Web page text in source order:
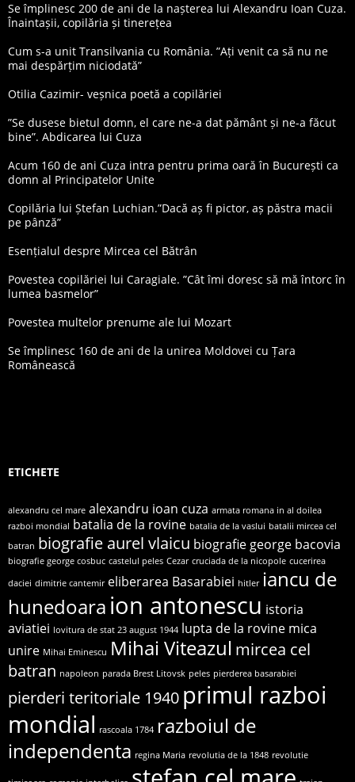
Se împlinesc 200 de ani de la nașterea lui Alexandru Ioan Cuza.
Înaintașii, copilăria și tinerețea
Cum s-a unit Transilvania cu România. ”Ați venit ca să nu ne
mai despărțim niciodată”
Otilia Cazimir- veșnica poetă a copilăriei
”Se dusese bietul domn, el care ne-a dat pământ și ne-a făcut
bine”. Abdicarea lui Cuza
Acum 160 de ani Cuza intra pentru prima oară în București ca
domn al Principatelor Unite
Copilăria lui Ștefan Luchian.”Dacă aș fi pictor, aș păstra macii
pe pânză”
Esențialul despre Mircea cel Bătrân
Povestea copilăriei lui Caragiale. ”Cât îmi doresc să mă întorc în
lumea basmelor”
Povestea multelor prenume ale lui Mozart
Se împlinesc 160 de ani de la unirea Moldovei cu Țara
Românească
ETICHETE
alexandru cel mare alexandru ioan cuza armata romana in al doilea
razboi mondial batalia de la rovine batalia de la vaslui batalii mircea cel
batran biografie aurel vlaicu biografie george bacovia
biografie george cosbuc castelul peles Cezar cruciada de la nicopole cucerirea
daciei dimitrie cantemir eliberarea Basarabiei hitler iancu de
hunedoara ion antonescu istoria
aviatiei lovitura de stat 23 august 1944 lupta de la rovine mica
unire Mihai Eminescu Mihai Viteazul mircea cel
batran napoleon parada Brest Litovsk peles pierderea basarabiei
pierderi teritoriale 1940 primul razboi
mondial rascoala 1784 razboiul de
independenta regina Maria revolutia de la 1848 revolutie